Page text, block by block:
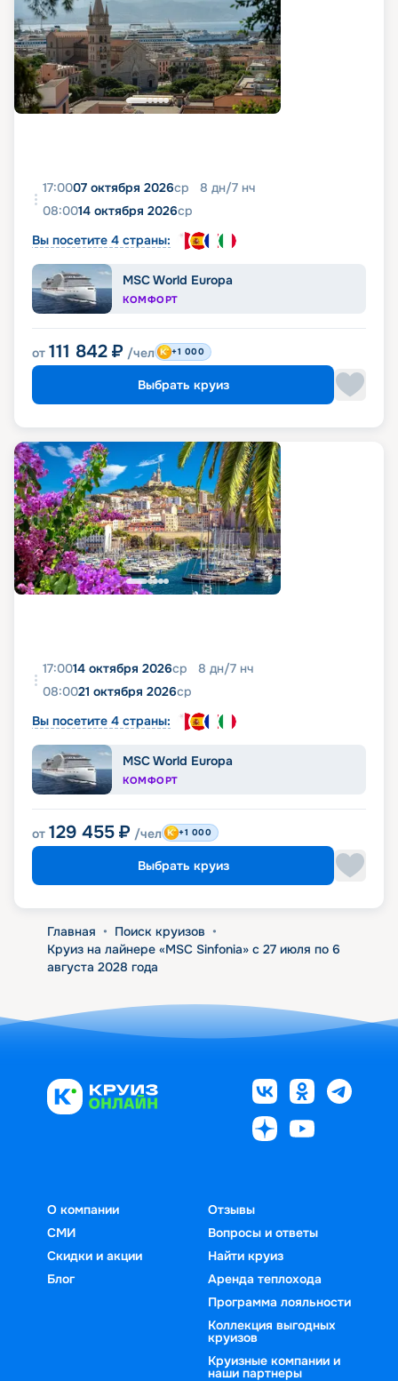
17:0007 октября 2026ср 8 дн/7 нч
08:0014 октября 2026ср
Вы посетите 4 страны:
MSC World Europa
КОМФОРТ
от 111 842 ₽ /чел +1 000
Выбрать круиз
17:0014 октября 2026ср 8 дн/7 нч
08:0021 октября 2026ср
Вы посетите 4 страны:
MSC World Europa
КОМФОРТ
от 129 455 ₽ /чел +1 000
Выбрать круиз
Главная • Поиск круизов •
Круиз на лайнере «MSC Sinfonia» с 27 июля по 6
августа 2028 года
О компании
СМИ
Скидки и акции
Блог
Отзывы
Вопросы и ответы
Найти круиз
Аренда теплохода
Программа лояльности
Коллекция выгодных
круизов
Круизные компании и
наши партнеры